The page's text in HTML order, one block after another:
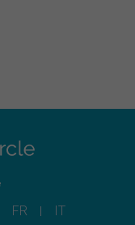
FR IT